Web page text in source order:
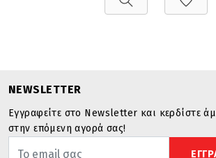
NEWSLETTER
Εγγραφείτε στο Newsletter και κερδίστε
στην επόμενη αγορά σας!